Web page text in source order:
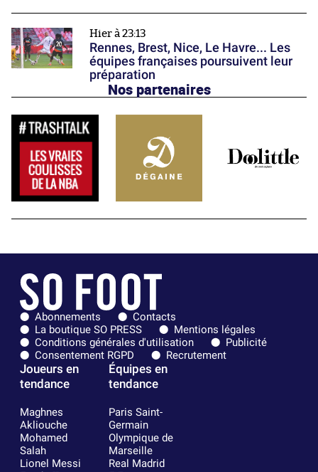
Hier à 23:13
Rennes, Brest, Nice, Le Havre... Les
équipes françaises poursuivent leur
préparation
Nos partenaires
Abonnements
Contacts
La boutique SO PRESS
Mentions légales
Conditions générales d'utilisation
Publicité
Consentement RGPD
Recrutement
Joueurs en
tendance
Maghnes
Akliouche
Mohamed
Salah
Lionel Messi
Équipes en
tendance
Paris Saint-
Germain
Olympique de
Marseille
Real Madrid